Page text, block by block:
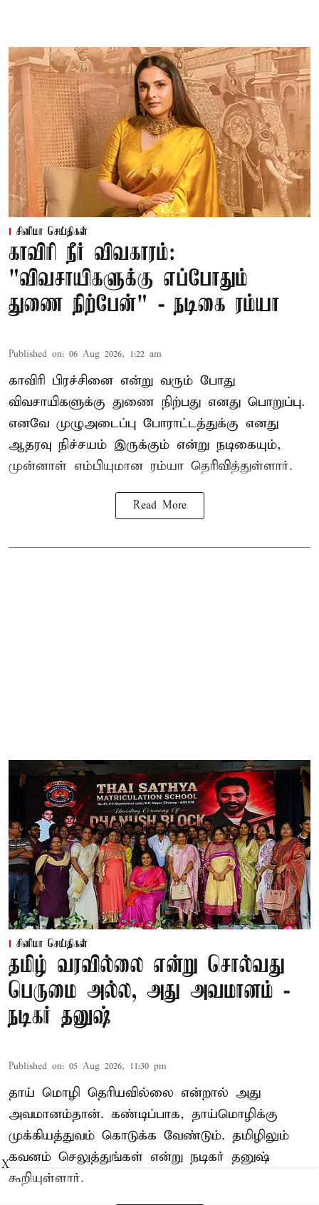
சினிமா செய்திகள்
காவிரி நீர் விவகாரம்:
"விவசாயிகளுக்கு எப்போதும்
துணை நிற்பேன்" - நடிகை ரம்யா
Published on: 06 Aug 2026, 1:22 am
காவிரி பிரச்சினை என்று வரும் போது
விவசாயிகளுக்கு துணை நிற்பது எனது பொறுப்பு.
எனவே முழுஅடைப்பு போராட்டத்துக்கு எனது
ஆதரவு நிச்சயம் இருக்கும் என்று நடிகையும்,
முன்னாள் எம்பியுமான ரம்யா தெரிவித்துள்ளார்.
Read More
சினிமா செய்திகள்
தமிழ் வரவில்லை என்று சொல்வது
பெருமை அல்ல, அது அவமானம் -
நடிகர் தனுஷ்
Published on: 05 Aug 2026, 11:30 pm
தாய் மொழி தெரியவில்லை என்றால் அது
அவமானம்தான். கண்டிப்பாக, தாய்மொழிக்கு
முக்கியத்துவம் கொடுக்க வேண்டும். தமிழிலும்
கவனம் செலுத்துங்கள் என்று நடிகர் தனுஷ்
கூறியுள்ளார்.
X